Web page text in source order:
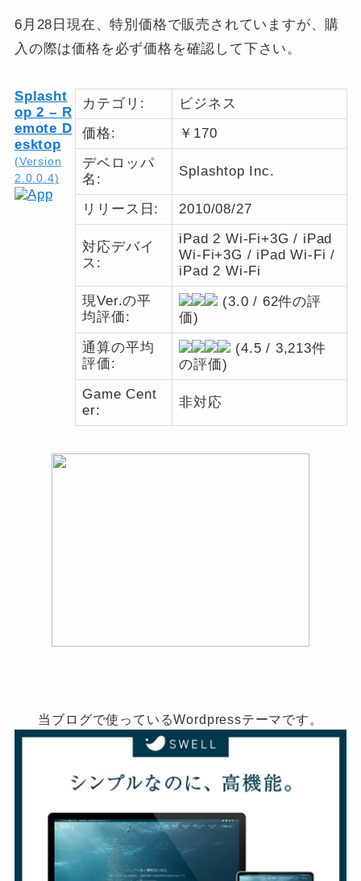
6月28日現在、特別価格で販売されていますが、購
入の際は価格を必ず価格を確認して下さい。
Splasht
op 2 – R
emote D
esktop
(Version
2.0.0.4)
カテゴリ:
ビジネス
価格:
￥170
デベロッパ
名:
Splashtop Inc.
リリース日: 2010/08/27
対応デバイ
ス:
iPad 2 Wi-Fi+3G / iPad
Wi-Fi+3G / iPad Wi-Fi /
iPad 2 Wi-Fi
現Ver.の平
均評価:
(3.0 / 62件の評
価)
通算の平均
評価:
(4.5 / 3,213件
の評価)
Game Cent
er:
非対応
当ブログで使っているWordpressテーマです。